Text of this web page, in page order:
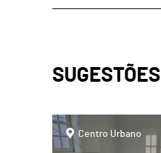
SUGESTÕES
pageCentro Urbano